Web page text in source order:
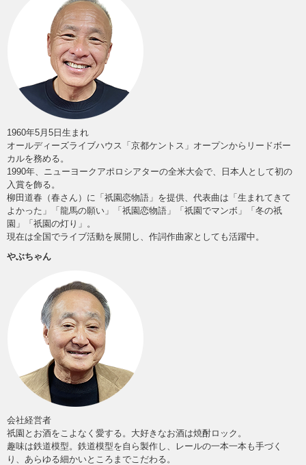
1960年5月5日生まれ
オールディーズライブハウス「京都ケントス」オープンからリードボー
カルを務める。
1990年、ニューヨークアポロシアターの全米大会で、日本人として初の
入賞を飾る。
柳田道春（春さん）に「祇園恋物語」を提供、代表曲は「生まれてきて
よかった」「龍馬の願い」「祇園恋物語」「祇園でマンボ」「冬の祇
園」「祇園の灯り」。
現在は全国でライブ活動を展開し、作詞作曲家としても活躍中。
やぶちゃん
会社経営者
祇園とお酒をこよなく愛する。大好きなお酒は焼酎ロック。
趣味は鉄道模型。鉄道模型を自ら製作し、レールの一本一本も手づく
り、あらゆる細かいところまでこだわる。